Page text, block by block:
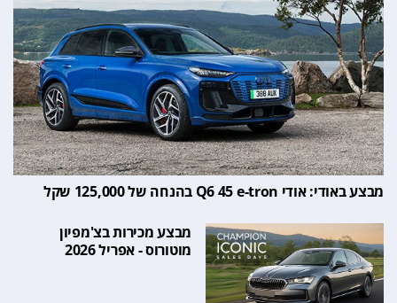
מבצע באודי: אודי Q6 45 e-tron בהנחה של 125,000 שקל
מבצע מכירות בצ'מפיון
מוטורוס - אפריל 2026